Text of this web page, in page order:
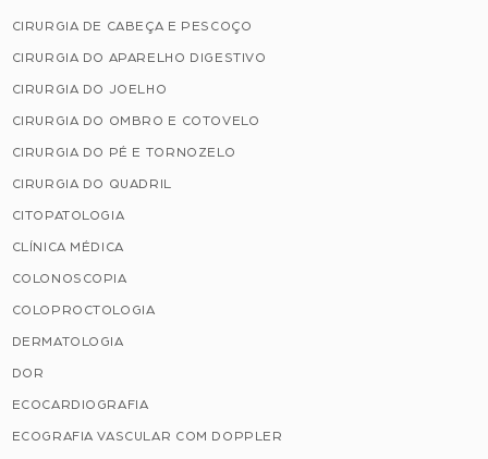
CIRURGIA DE CABEÇA E PESCOÇO
CIRURGIA DO APARELHO DIGESTIVO
CIRURGIA DO JOELHO
CIRURGIA DO OMBRO E COTOVELO
CIRURGIA DO PÉ E TORNOZELO
CIRURGIA DO QUADRIL
CITOPATOLOGIA
CLÍNICA MÉDICA
COLONOSCOPIA
COLOPROCTOLOGIA
DERMATOLOGIA
DOR
ECOCARDIOGRAFIA
ECOGRAFIA VASCULAR COM DOPPLER